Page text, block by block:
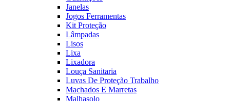
Janelas
Jogos Ferramentas
Kit Proteção
Lâmpadas
Lisos
Lixa
Lixadora
Louça Sanitaria
Luvas De Proteção Trabalho
Machados E Marretas
Malhasolo